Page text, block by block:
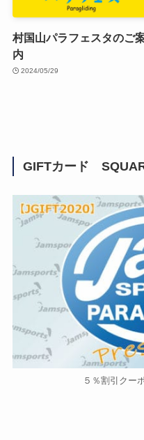
村国山パラフェスタのご
内
2024/05/29
GIFTカード
５％割引クー